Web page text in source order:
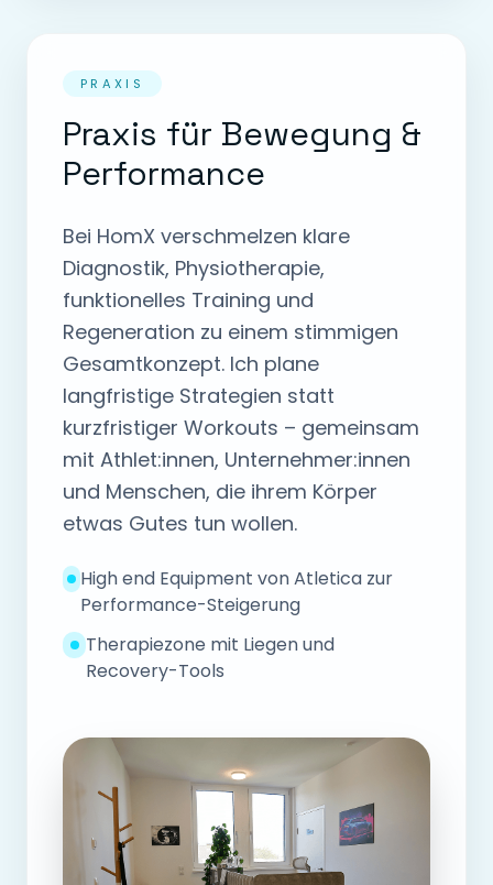
PRAXIS
Praxis für Bewegung &
Performance
Bei HomX verschmelzen klare
Diagnostik, Physiotherapie,
funktionelles Training und
Regeneration zu einem stimmigen
Gesamtkonzept. Ich plane
langfristige Strategien statt
kurzfristiger Workouts – gemeinsam
mit Athlet:innen, Unternehmer:innen
und Menschen, die ihrem Körper
etwas Gutes tun wollen.
High end Equipment von Atletica zur
Performance-Steigerung
Therapiezone mit Liegen und
Recovery-Tools